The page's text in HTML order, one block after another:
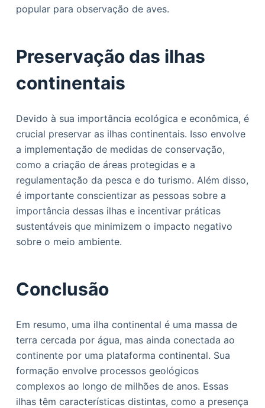
popular para observação de aves.
Preservação das ilhas
continentais
Devido à sua importância ecológica e econômica, é
crucial preservar as ilhas continentais. Isso envolve
a implementação de medidas de conservação,
como a criação de áreas protegidas e a
regulamentação da pesca e do turismo. Além disso,
é importante conscientizar as pessoas sobre a
importância dessas ilhas e incentivar práticas
sustentáveis ​​que minimizem o impacto negativo
sobre o meio ambiente.
Conclusão
Em resumo, uma ilha continental é uma massa de
terra cercada por água, mas ainda conectada ao
continente por uma plataforma continental. Sua
formação envolve processos geológicos
complexos ao longo de milhões de anos. Essas
ilhas têm características distintas, como a presença